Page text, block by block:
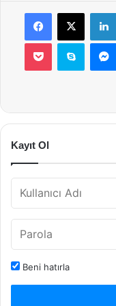
Facebook
X
Pocket Skype
Kayıt Ol
Beni hatırla